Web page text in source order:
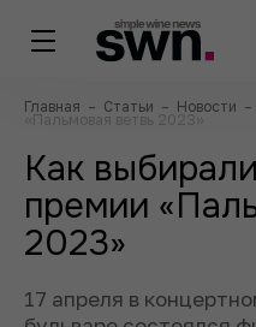
Главная – Статьи – Новости –
«Пальмовая ветвь 2023»
Как
премии
2023»
17 апреля в